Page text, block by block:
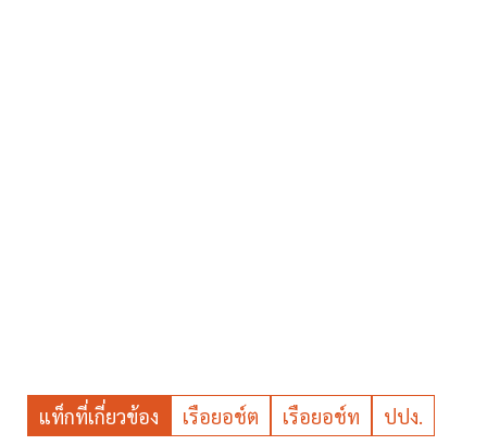
แท็กที่เกี่ยวข้อง เรือยอช์ต เรือยอช์ท ปปง.